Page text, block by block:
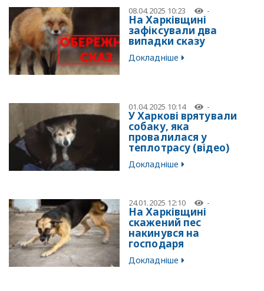
08.04.2025 10:23 -
На Харківщині
зафіксували два
випадки сказу
Докладніше
01.04.2025 10:14 -
У Харкові врятували
собаку, яка
провалилася у
теплотрасу (відео)
Докладніше
24.01.2025 12:10 -
На Харківщині
скажений пес
накинувся на
господаря
Докладніше